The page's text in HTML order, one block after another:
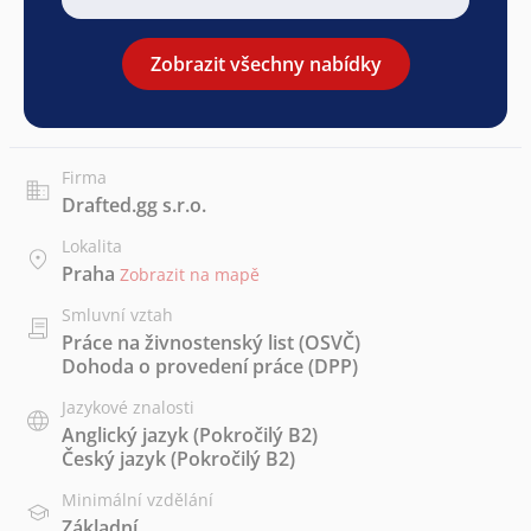
Zobrazit všechny nabídky
Firma
Drafted.gg s.r.o.
Lokalita
Praha Zobrazit na mapě
Smluvní vztah
Práce na živnostenský list (OSVČ)
Dohoda o provedení práce (DPP)
Jazykové znalosti
Anglický jazyk(Pokročilý B2)
Český jazyk(Pokročilý B2)
Minimální vzdělání